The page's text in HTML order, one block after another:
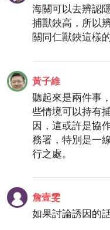
海關可以去辨認
捕獸鋏高，所以
關同仁獸鋏這樣
黃子維
聽起來是兩件事
些情境可以持有
因，這或許是協
務署，特別是一
行之處。
詹壹雯
如果討論誘因的